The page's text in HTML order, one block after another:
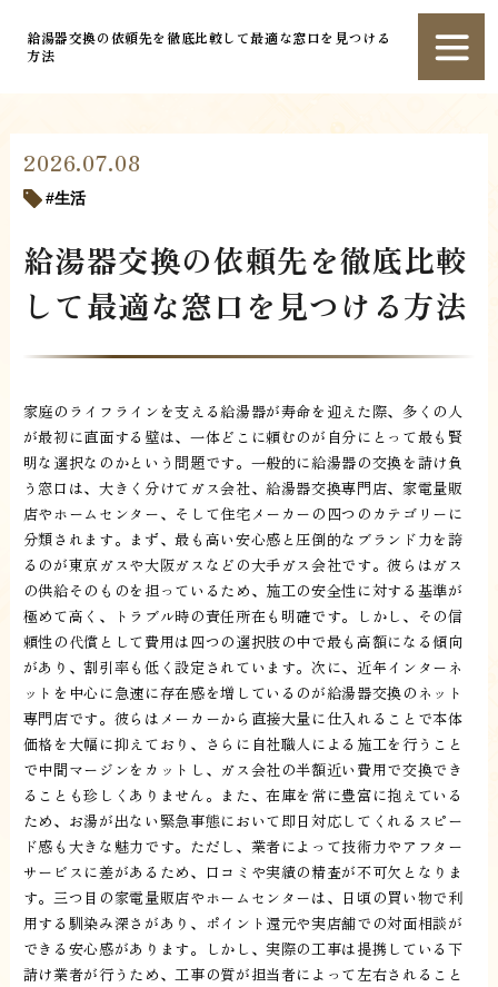
給湯器交換の依頼先を徹底比較して最適な窓口を見つける
方法
2026.07.08
生活
給湯器交換の依頼先を徹底比較
して最適な窓口を見つける方法
家庭のライフラインを支える給湯器が寿命を迎えた際、多くの人
が最初に直面する壁は、一体どこに頼むのが自分にとって最も賢
明な選択なのかという問題です。一般的に給湯器の交換を請け負
う窓口は、大きく分けてガス会社、給湯器交換専門店、家電量販
店やホームセンター、そして住宅メーカーの四つのカテゴリーに
分類されます。まず、最も高い安心感と圧倒的なブランド力を誇
るのが東京ガスや大阪ガスなどの大手ガス会社です。彼らはガス
の供給そのものを担っているため、施工の安全性に対する基準が
極めて高く、トラブル時の責任所在も明確です。しかし、その信
頼性の代償として費用は四つの選択肢の中で最も高額になる傾向
があり、割引率も低く設定されています。次に、近年インターネ
ットを中心に急速に存在感を増しているのが給湯器交換のネット
専門店です。彼らはメーカーから直接大量に仕入れることで本体
価格を大幅に抑えており、さらに自社職人による施工を行うこと
で中間マージンをカットし、ガス会社の半額近い費用で交換でき
ることも珍しくありません。また、在庫を常に豊富に抱えている
ため、お湯が出ない緊急事態において即日対応してくれるスピー
ド感も大きな魅力です。ただし、業者によって技術力やアフター
サービスに差があるため、口コミや実績の精査が不可欠となりま
す。三つ目の家電量販店やホームセンターは、日頃の買い物で利
用する馴染み深さがあり、ポイント還元や実店舗での対面相談が
できる安心感があります。しかし、実際の工事は提携している下
請け業者が行うため、工事の質が担当者によって左右されること